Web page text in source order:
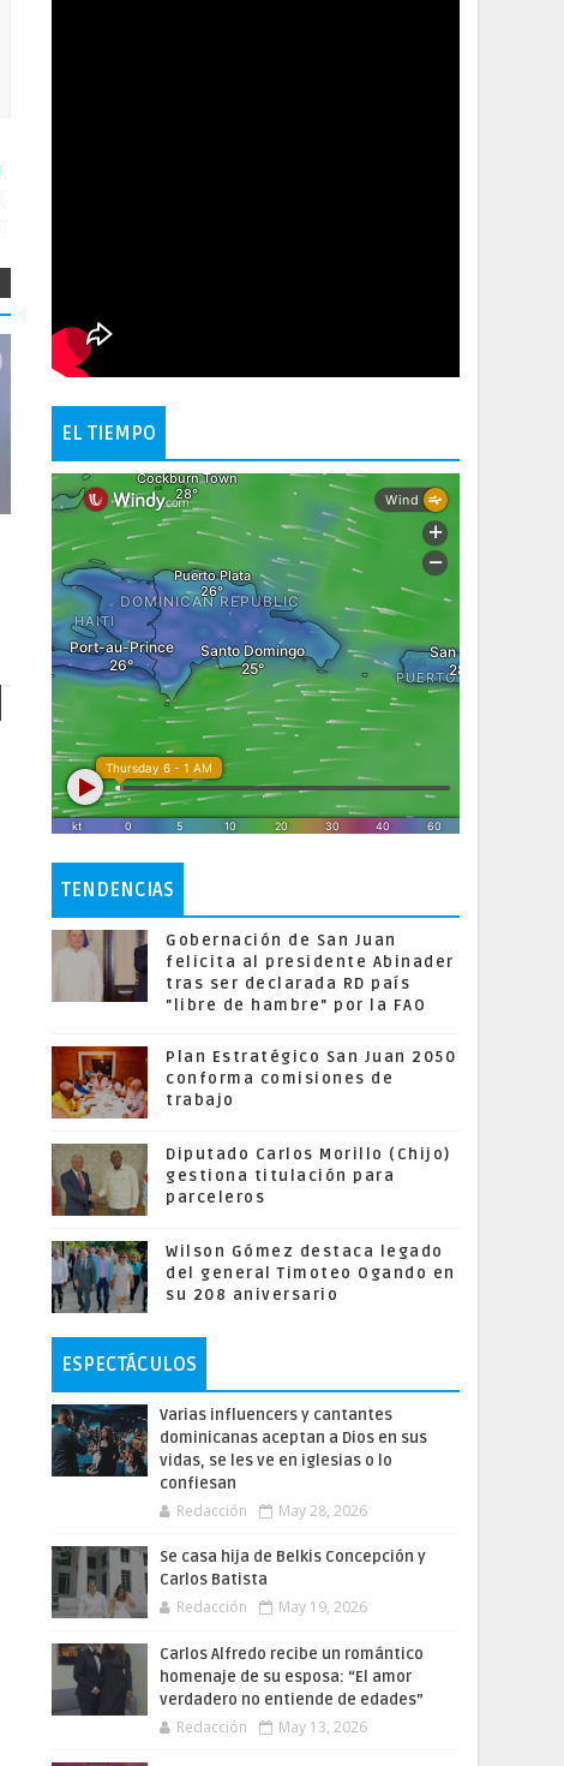
EL TIEMPO
TENDENCIAS
Gobernación de San Juan
felicita al presidente Abinader
tras ser declarada RD país
"libre de hambre" por la FAO
Plan Estratégico San Juan 2050
conforma comisiones de
trabajo
Diputado Carlos Morillo (Chijo)
gestiona titulación para
parceleros
Wilson Gómez destaca legado
del general Timoteo Ogando en
su 208 aniversario
ESPECTÁCULOS
Varias influencers y cantantes
dominicanas aceptan a Dios en sus
vidas, se les ve en iglesias o lo
confiesan
Redacción May 28, 2026
Se casa hija de Belkis Concepción y
Carlos Batista
Redacción May 19, 2026
Carlos Alfredo recibe un romántico
homenaje de su esposa: “El amor
verdadero no entiende de edades”
Redacción May 13, 2026